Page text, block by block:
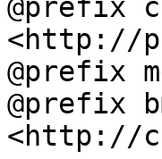
@prefix
<http://
@prefix
@prefix
<http://